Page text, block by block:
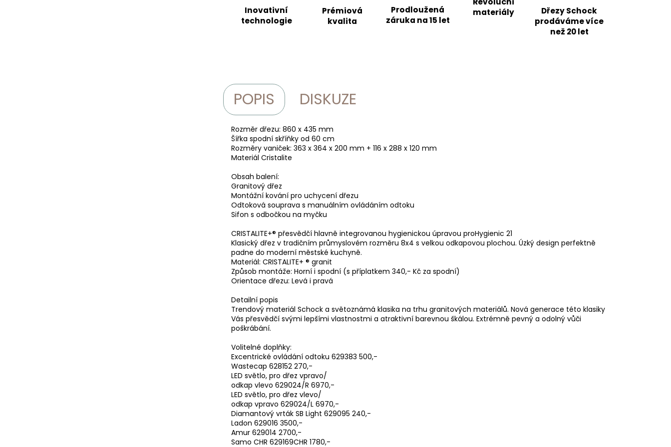
Inovativní
technologie
Prémiová
kvalita
Prodloužená
záruka na 15 let
materiály
Dřezy Schock
prodáváme více
než 20 let
POPIS DISKUZE
Rozměr dřezu: 860 x 435 mm
Šířka spodní skříňky od 60 cm
Rozměry vaniček: 363 x 364 x 200 mm + 116 x 288 x 120 mm
Materiál Cristalite
Obsah balení:
Granitový dřez
Montážní kování pro uchycení dřezu
Odtoková souprava s manuálním ovládáním odtoku
Sifon s odbočkou na myčku
CRISTALITE+® přesvědčí hlavně integrovanou hygienickou úpravou proHygienic 21
Klasický dřez v tradičním průmyslovém rozměru 8x4 s velkou odkapovou plochou. Úzký design perfektně
padne do moderní městské kuchyně.
Materiál: CRISTALITE+ ® granit
Způsob montáže: Horní i spodní (s příplatkem 340,- Kč za spodní)
Orientace dřezu: Levá i pravá
Detailní popis
Trendový materiál Schock a světoznámá klasika na trhu granitových materiálů. Nová generace této klasiky
Vás přesvědčí svými lepšími vlastnostmi a atraktivní barevnou škálou. Extrémně pevný a odolný vůči
poškrábání.
Volitelné doplňky:
Excentrické ovládání odtoku 629383 500,-
Wastecap 628152 270,-
LED světlo, pro dřez vpravo/
odkap vlevo 629024/R 6970,-
LED světlo, pro dřez vlevo/
odkap vpravo 629024/L 6970,-
Diamantový vrták SB Light 629095 240,-
Ladon 629016 3500,-
Amur 629014 2700,-
Samo CHR 629169CHR 1780,-